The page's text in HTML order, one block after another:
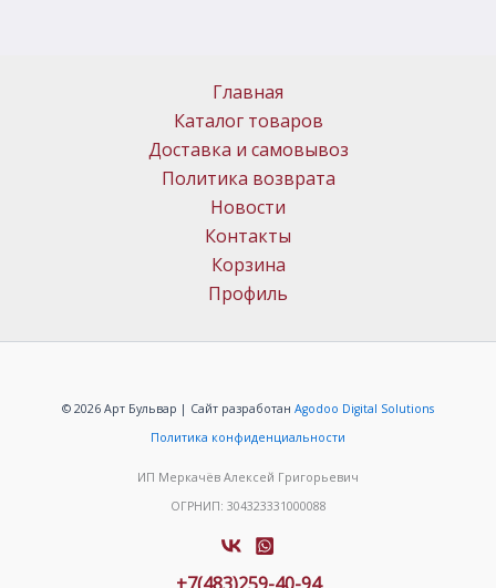
Главная
Каталог товаров
Доставка и самовывоз
Политика возврата
Новости
Контакты
Корзина
Профиль
© 2026 Арт Бульвар | Сайт разработан Agodoo Digital Solutions
Политика конфиденциальности
ИП Меркачёв Алексей Григорьевич
ОГРНИП: 304323331000088